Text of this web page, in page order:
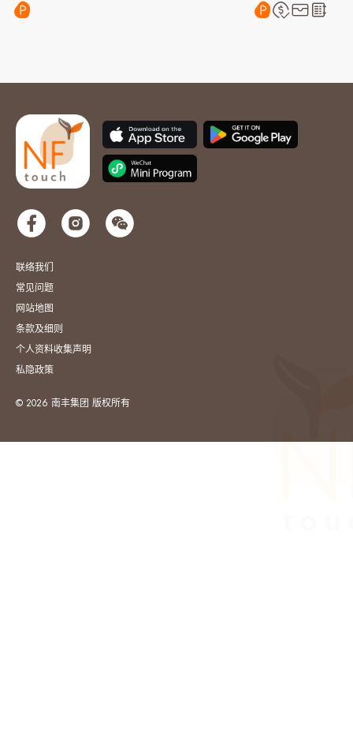
联络我们
常见问题
网站地图
条款及细则
个人资料收集声明
私隐政策
© 2026 南丰集团 版权所有